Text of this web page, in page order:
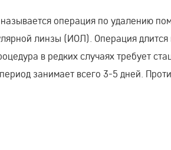
операция по удалению
линзы (ИОЛ). Операция
в редких случаях требует
занимает всего 3-5 дней.